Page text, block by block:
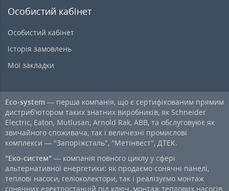
Особистий кабінет
Особистий кабінет
Історія замовлень
Мої закладки
Eco-system — перша компанія, що є сертифікованим прямим
дистриб'ютором таких знатних виробників, як Schneider
Electric, Eaton, Mutlusan, Arnold Rak, ABB, та обслуговуює як
звичайного споживача, так і величезні промислові
комплекси — "Запоріжсталь", "Метінвест", ДТЕК.
"Еко-систем" — компанія повного циклу у сфері
альтернативної енергетики: як продаємо сонячні панелі,
теплові насоси, геліоколектори, так і реалізуємо монтаж
сонячних електростанцій під ключ, монтаж теплових насосів